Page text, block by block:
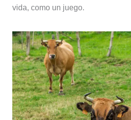
vida, como un juego.